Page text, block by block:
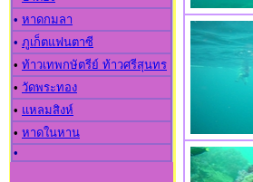
• หาดกมลา
• ภูเก็ตแฟนตาซี
• ท้าวเทพกษัตรีย์ ท้าวศรีสุนทร
• วัดพระทอง
• แหลมสิงห์
• หาดในหาน
•